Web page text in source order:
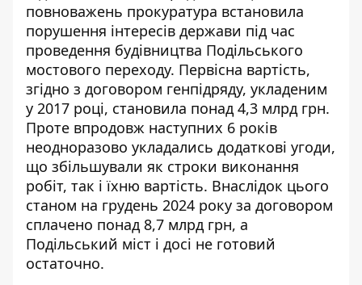
повноважень прокуратура встановила
порушення інтересів держави під час
проведення будівництва Подільського
мостового переходу. Первісна вартість,
згідно з договором генпідряду, укладеним
у 2017 році, становила понад 4,3 млрд грн.
Проте впродовж наступних 6 років
неодноразово укладались додаткові угоди,
що збільшували як строки виконання
робіт, так і їхню вартість. Внаслідок цього
станом на грудень 2024 року за договором
сплачено понад 8,7 млрд грн, а
Подільський міст і досі не готовий
остаточно.